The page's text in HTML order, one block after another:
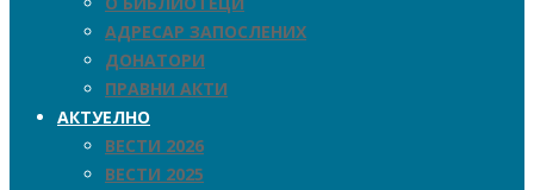
АДРЕСАР ЗАПОСЛЕНИХ
ДОНАТОРИ
ПРАВНИ АКТИ
АКТУЕЛНО
ВЕСТИ 2026
ВЕСТИ 2025